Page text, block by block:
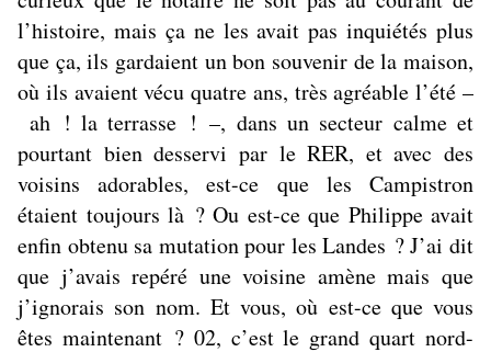
l’histoire, mais ça ne les avait pas inquiétés plus
que ça, ils gardaient un bon souvenir de la maison,
où ils avaient vécu quatre ans, très agréable l’été –
ah ! la terrasse ! –, dans un secteur calme et
pourtant bien desservi par le RER, et avec des
voisins adorables, est-ce que les Campistron
étaient toujours là ? Ou est-ce que Philippe avait
enfin obtenu sa mutation pour les Landes ? J’ai dit
que j’avais repéré une voisine amène mais que
j’ignorais son nom. Et vous, où est-ce que vous
êtes maintenant ? 02, c’est le grand quart nord-